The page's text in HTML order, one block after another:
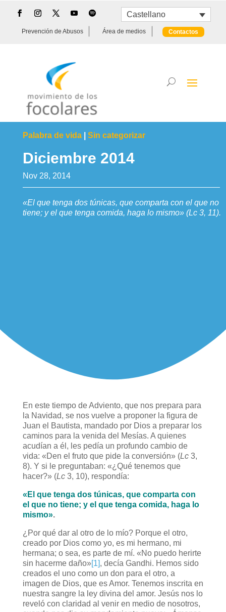
Castellano
Prevención de Abusos Área de medios Contactos
Palabra de vida| Sin categorizar
Diciembre 2014
Nov 28, 2014
«El que tenga dos túnicas, que comparta con el que no
tiene; y el que tenga comida, haga lo mismo» (Lc 3, 11).
En este tiempo de Adviento, que nos prepara para
la Navidad, se nos vuelve a proponer la figura de
Juan el Bautista, mandado por Dios a preparar los
caminos para la venida del Mesías. A quienes
acudían a él, les pedía un profundo cambio de
vida: «Den el fruto que pide la conversión» (Lc3,
8). Y si le preguntaban: «¿Qué tenemos que
hacer?» (Lc3, 10), respondía:
«El que tenga dos túnicas, que comparta con
el que no tiene; y el que tenga comida, haga lo
mismo».
¿Por qué dar al otro de lo mío? Porque el otro,
creado por Dios como yo, es mi hermano, mi
hermana; o sea, es parte de mí. «No puedo herirte
sin hacerme daño»[1], decía Gandhi. Hemos sido
creados el uno como un don para el otro, a
imagen de Dios, que es Amor. Tenemos inscrita en
nuestra sangre la ley divina del amor. Jesús nos lo
reveló con claridad al venir en medio de nosotros,